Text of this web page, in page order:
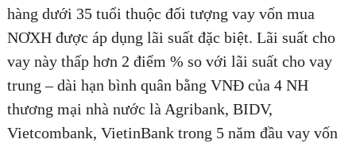
hàng dưới 35 tuổi thuộc đối tượng vay vốn mua
NƠXH được áp dụng lãi suất đặc biệt. Lãi suất cho
vay này thấp hơn 2 điểm % so với lãi suất cho vay
trung – dài hạn bình quân bằng VNĐ của 4 NH
thương mại nhà nước là Agribank, BIDV,
Vietcombank, VietinBank trong 5 năm đầu vay vốn